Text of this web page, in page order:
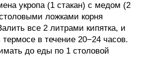
укропа (1 стакан) с медом (2
ложками корня
все 2 литрами кипятка, и
термосе в течение 20−24 часов.
до еды по 1 столовой